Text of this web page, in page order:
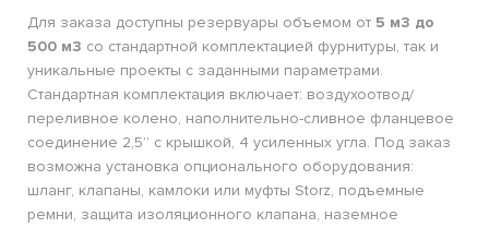
Для заказа доступны резервуары объемом от 5 м3 до
500 м3 со стандартной комплектацией фурнитуры, так и
уникальные проекты с заданными параметрами.
Стандартная комплектация включает: воздухоотвод/
переливное колено, наполнительно-сливное фланцевое
соединение 2,5” с крышкой, 4 усиленных угла. Под заказ
возможна установка опционального оборудования:
шланг, клапаны, камлоки или муфты Storz, подъемные
ремни, защита изоляционного клапана, наземное